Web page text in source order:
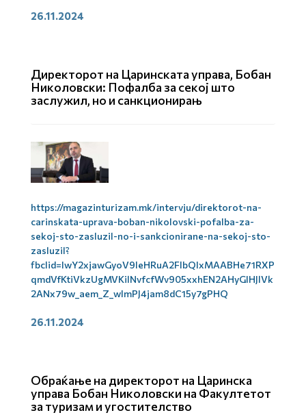
26.11.2024
Директорот на Царинската управа, Бобан
Николовски: Пофалба за секој што
заслужил, но и санкционирањ
https://magazinturizam.mk/intervju/direktorot-na-
carinskata-uprava-boban-nikolovski-pofalba-za-
sekoj-sto-zasluzil-no-i-sankcionirane-na-sekoj-sto-
zasluzil?
fbclid=IwY2xjawGyoV9leHRuA2FlbQIxMAABHe71RXP
qmdVfKtiVkzUgMVKilNvfcfWv905xxhEN2AHyGIHJlVk
2ANx79w_aem_Z_wlmPJ4jam8dC15y7gPHQ
26.11.2024
Обраќање на директорот на Царинска
управа Бобан Николовски на Факултетот
за туризам и угостителство